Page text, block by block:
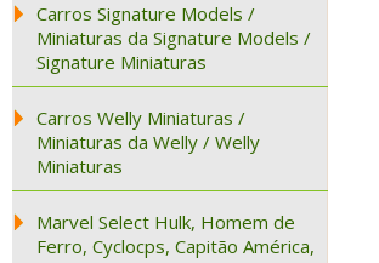
Carros Signature Models /
Miniaturas da Signature Models /
Signature Miniaturas
Carros Welly Miniaturas /
Miniaturas da Welly / Welly
Miniaturas
Marvel Select Hulk, Homem de
Ferro, Cyclocps, Capitão América,